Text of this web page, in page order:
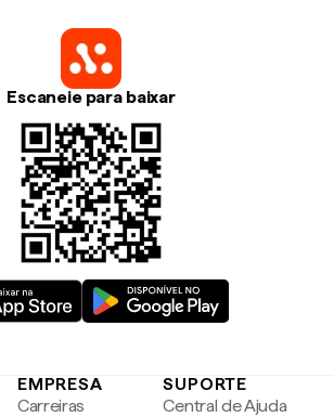
Escaneie para baixar
EMPRESA
Carreiras
SUPORTE
Central de Ajuda